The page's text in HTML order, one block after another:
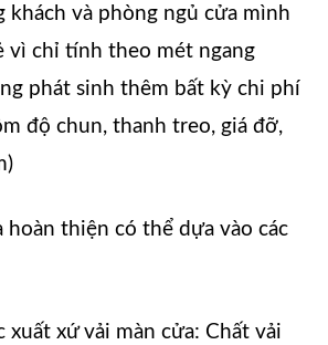
khách và phòng ngủ cửa mình
vì chỉ tính theo mét ngang
phát sinh thêm bất kỳ chi phí
độ chun, thanh treo, giá đỡ,
hoàn thiện có thể dựa vào các
xuất xứ vải màn cửa: Chất vải